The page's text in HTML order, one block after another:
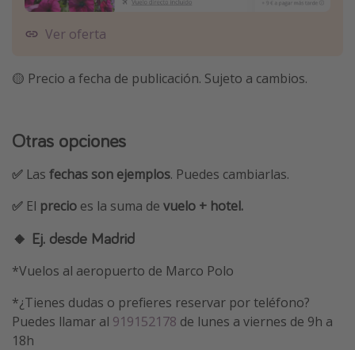
Ver oferta
🟡 Precio a fecha de publicación. Sujeto a cambios.
Otras opciones
✅ Las fechas son ejemplos. Puedes cambiarlas.
✅ El precio es la suma de vuelo + hotel.
🔸 Ej. desde Madrid
*Vuelos al aeropuerto de Marco Polo
*¿Tienes dudas o prefieres reservar por teléfono?
Puedes llamar al 919152178 de lunes a viernes de 9h a
18h